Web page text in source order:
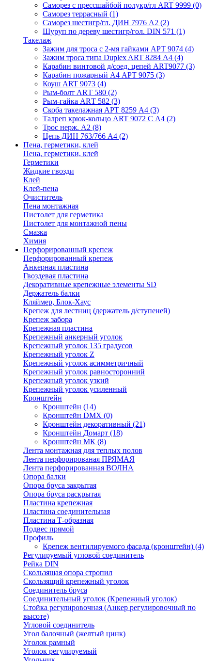
Саморез с прессшайбой полукр/гл ART 9999 (0)
Саморез террасный (1)
Саморез шестигр/гл. ДИН 7976 А2 (2)
Шуруп по дереву шестигр/гол. DIN 571 (1)
Такелаж
Зажим для троса с 2-мя гайками АРТ 9074 (4)
Зажим троса типа Duplex ART 8284 А4 (4)
Карабин винтовой д/соед. цепей ART9077 (3)
Карабин пожарный А4 АРТ 9075 (3)
Коуш ART 9073 (4)
Рым-болт АRТ 580 (2)
Рым-гайка АRТ 582 (3)
Скоба такелажная АРТ 8259 А4 (3)
Талреп крюк-кольцо ART 9072 С A4 (2)
Трос нерж. А2 (8)
Цепь ДИН 763/766 А4 (2)
Пена, герметики, клей
Пена, герметики, клей
Герметики
Жидкие гвозди
Клей
Клей-пена
Очиститель
Пена монтажная
Пистолет для герметика
Пистолет для монтажной пены
Смазка
Химия
Перфорированный крепеж
Перфорированный крепеж
Анкерная пластина
Гвоздевая пластина
Декоративные крепежные элементы SD
Держатель балки
Кляймер, Блок-Хаус
Крепеж для лестниц (держатель д/ступеней)
Крепеж забора
Крепежная пластина
Крепежный анкерный уголок
Крепежный уголок 135 градусов
Крепежный уголок Z
Крепежный уголок асимметричный
Крепежный уголок равносторонний
Крепежный уголок узкий
Крепежный уголок усиленный
Кронштейн
Кронштейн (14)
Кронштейн DMX (0)
Кронштейн декоративный (21)
Кронштейн Домарт (18)
Кронштейн МК (8)
Лента монтажная для теплых полов
Лента перфорированая ПРЯМАЯ
Лента перфорированная ВОЛНА
Опора балки
Опора бруса закрытая
Опора бруса раскрытая
Пластина крепежная
Пластина соединительная
Пластина Т-образная
Подвес прямой
Профиль
Крепеж вентилируемого фасада (кронштейн) (4)
Регулируемый угловой соединитель
Рейка DIN
Скользящая опора стропил
Скользящий крепежный уголок
Соединитель бруса
Соединительный уголок (Крепежный уголок)
Стойка регулировочная (Анкер регулировочный по
высоте)
Угловой соединитель
Угол балочный (желтый цинк)
Уголок рамный
Уголок регулируемый